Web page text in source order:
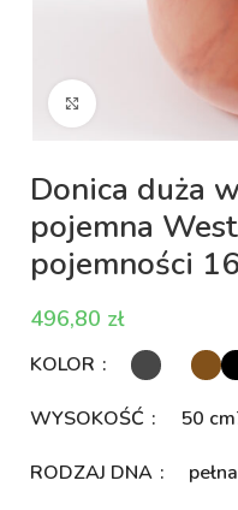
Kliknij aby
Donica duża
pojemna
pojemności
zł
KOLOR
WYSOKOŚĆ 50 cm
RODZAJ DNA